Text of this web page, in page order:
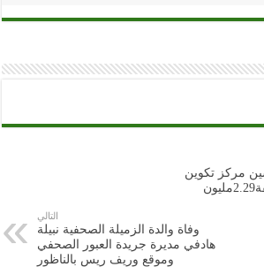
مركز تكوين
كفاءات المرأة بكلفة2.29مليون
التالي
وفاة والدة الزميلة الصحفية نبيلة
هادفي مديرة جريدة العبور الصحفي
وموقع وريف ريس بالناظور